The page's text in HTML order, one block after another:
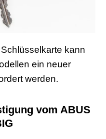
kann
ein neuer
werden.
vom ABUS